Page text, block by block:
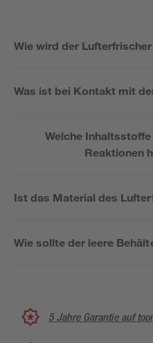
Wie wird der
Was ist bei Kontakt mit
Welche
Reaktionen
Ist das Material des
Wie sollte der leere
5 Jahre Garantie auf